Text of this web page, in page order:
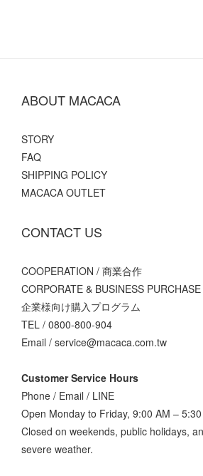
ABOUT MACACA
STORY
FAQ
SHIPPING POLICY
MACACA OUTLET
CONTACT US
COOPERATION / 商業合作
CORPORATE & BUSINESS
企業様向け購入プログラム
TEL / 0800-800-904
Email / service@macaca.com.tw
Customer Service Hours
Phone / Email / LINE
Open Monday to Friday, 9:00 AM –
Closed on weekends, public holidays,
severe weather.